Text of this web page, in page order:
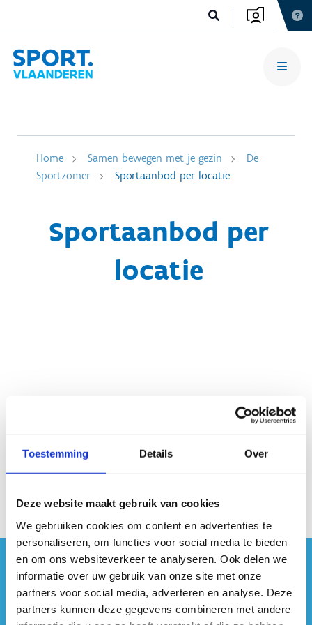
Toestemming Details Over
Deze website maakt gebruik van cookies
We gebruiken cookies om content en advertenties te
personaliseren, om functies voor social media te bieden
en om ons websiteverkeer te analyseren. Ook delen we
informatie over uw gebruik van onze site met onze
partners voor social media, adverteren en analyse. Deze
partners kunnen deze gegevens combineren met andere
Home Samen bewegen met je gezin
De
Sportzomer
Sportaanbod per locatie
Sportaanbod per
locatie
#sportersbelevenmeer
ook op sociale media